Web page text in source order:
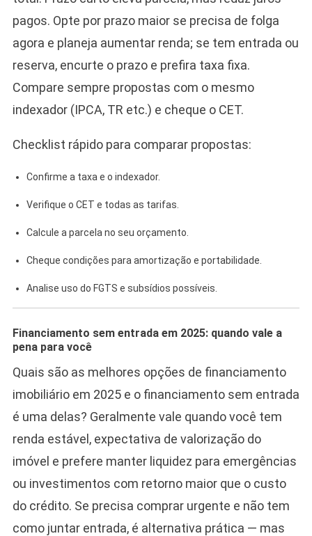
pagos. Opte por prazo maior se precisa de folga
agora e planeja aumentar renda; se tem entrada ou
reserva, encurte o prazo e prefira taxa fixa.
Compare sempre propostas com o mesmo
indexador (IPCA, TR etc.) e cheque o CET.
Checklist rápido para comparar propostas:
Confirme a taxa e o indexador.
Verifique o CET e todas as tarifas.
Calcule a parcela no seu orçamento.
Cheque condições para amortização e portabilidade.
Analise uso do FGTS e subsídios possíveis.
Financiamento sem entrada em 2025: quando vale a
pena para você
Quais são as melhores opções de financiamento
imobiliário em 2025 e o financiamento sem entrada
é uma delas? Geralmente vale quando você tem
renda estável, expectativa de valorização do
imóvel e prefere manter liquidez para emergências
ou investimentos com retorno maior que o custo
do crédito. Se precisa comprar urgente e não tem
como juntar entrada, é alternativa prática — mas